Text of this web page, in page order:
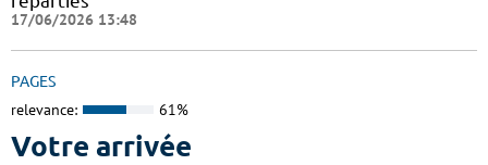
17/06/2026 13:48
PAGES
relevance: 61%
Votre arrivée